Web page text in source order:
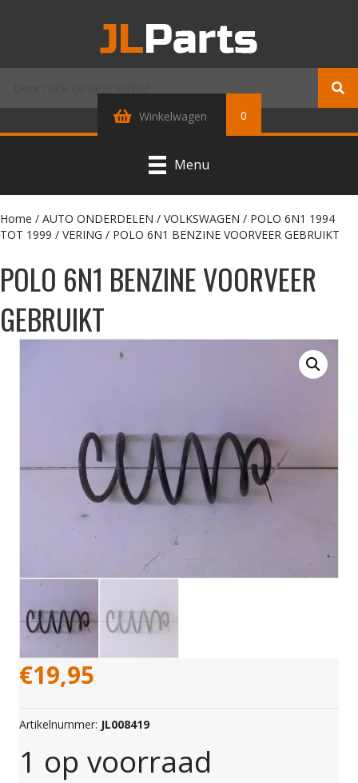
Winkelwagen 0
Menu
Home / AUTO ONDERDELEN / VOLKSWAGEN / POLO 6N1 1994
TOT 1999 / VERING / POLO 6N1 BENZINE VOORVEER GEBRUIKT
POLO 6N1 BENZINE VOORVEER
GEBRUIKT
€19,95
Artikelnummer: JL008419
1 op voorraad